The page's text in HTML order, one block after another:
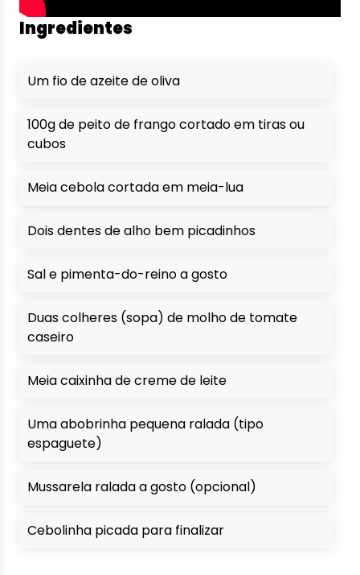
Ingredientes
Um fio de azeite de oliva
100g de peito de frango cortado em tiras ou
cubos
Meia cebola cortada em meia-lua
Dois dentes de alho bem picadinhos
Sal e pimenta-do-reino a gosto
Duas colheres (sopa) de molho de tomate
caseiro
Meia caixinha de creme de leite
Uma abobrinha pequena ralada (tipo
espaguete)
Mussarela ralada a gosto (opcional)
Cebolinha picada para finalizar